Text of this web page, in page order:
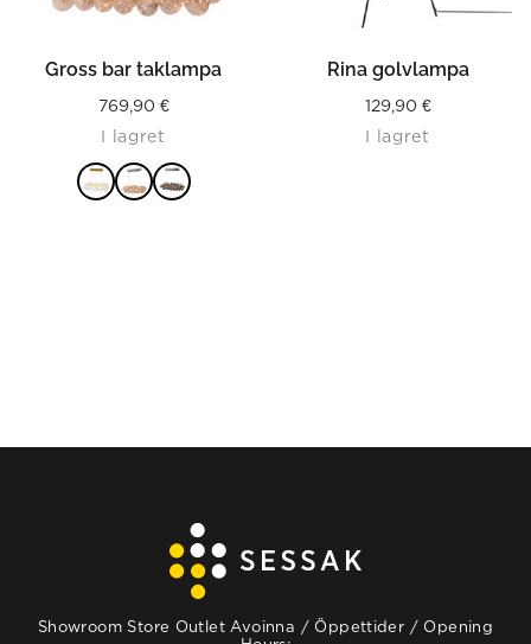
Gross bar taklampa
769,90 €
I lagret
Rina golvlampa
129,90 €
I lagret
Showroom Store Outlet Avoinna / Öppettider / Opening